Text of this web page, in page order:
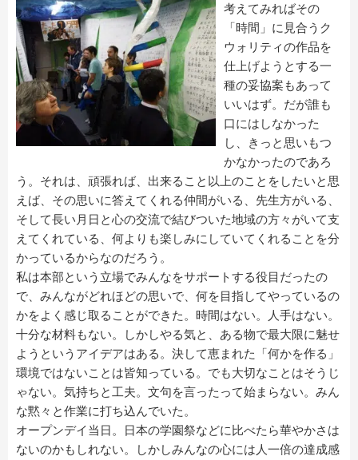
考えてみればその
「時間」に見合うク
ウォリティの作品を
仕上げようとする一
種の妥協案もあって
いいはず。だが誰も
口にはしなかった
し、きっと思いもつ
かなかったのであろ
う。それは、頑張れば、出来ること以上のことをしたいと思
えば、その思いに答えてくれる仲間がいる、先生方がいる、
そして長い月日と心の交流で結びついた地域の方々がいて支
えてくれている、何よりも楽しみにしていてくれることを分
かっているからなのだろう。
私は本部という立場でみんなをサポートする役目だったの
で、みんながどれほどの思いで、何を目指してやっているの
かをよく感じ取ることができた。時間はない。人手はない。
十分な材料もない。しかしやる気と、ある物で最大限に魅せ
ようというアイデアはある。決して恵まれた「何かを作る」
環境ではないことは皆知っている。でも大切なことはそうじ
ゃない。気持ちと工夫。文句を言ったって始まらない。みん
な黙々と作業に打ち込んでいた。
オープンデイ当日。日本の学園祭などに比べたら華やかさは
ないのかもしれない。しかしみんなの心には人一倍の達成感